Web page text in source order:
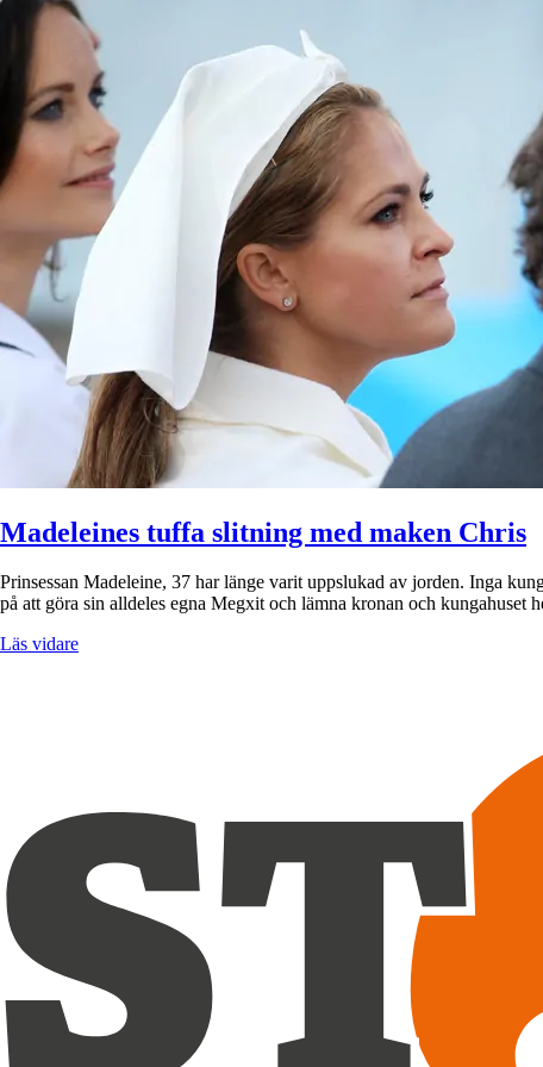
Madeleines tuffa slitning med maken Chris
Prinsessan Madeleine, 37 har länge varit uppslukad av jorden. Inga
på att göra sin alldeles egna Megxit och lämna kronan och
Läs vidare